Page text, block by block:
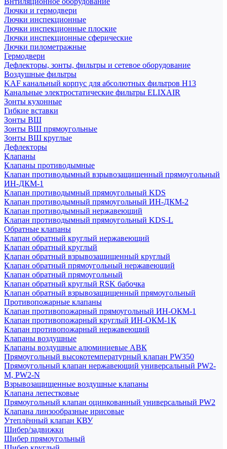
Лючки и гермодвери
Лючки инспекционные
Лючки инспекционные плоские
Лючки инспекционные сферические
Лючки пилометражные
Гермодвери
Дефлекторы, зонты, фильтры и сетевое оборудование
Воздушные фильтры
KAF канальный корпус для абсолютных фильтров H13
Канальные электростатические фильтры ELIXAIR
Зонты кухонные
Гибкие вставки
Зонты ВШ
Зонты ВШ прямоугольные
Зонты ВШ круглые
Дефлекторы
Клапаны
Клапаны противодымные
Клапан противодымный взрывозащищенный прямоугольный
ИН-ДКМ-1
Клапан противодымный прямоугольный KDS
Клапан противодымный прямоугольный ИН-ДКМ-2
Клапан противодымный нержавеющий
Клапан противодымный прямоугольный KDS-L
Обратные клапаны
Клапан обратный круглый нержавеющий
Клапан обратный круглый
Клапан обратный взрывозащищенный круглый
Клапан обратный прямоугольный нержавеющий
Клапан обратный прямоугольный
Клапан обратный круглый RSK бабочка
Клапан обратный взрывозащищенный прямоугольный
Противопожарные клапаны
Клапан противопожарный прямоугольный ИН-ОКМ-1
Клапан противопожарный круглый ИН-ОКМ-1К
Клапан противопожарный нержавеющий
Клапаны воздушные
Клапаны воздушные алюминиевые АВК
Прямоугольный высокотемпературный клапан PW350
Прямоугольный клапан нержавеющий универсальный PW2-
M, PW2-N
Взрывозащищенные воздушные клапаны
Клапана лепестковые
Прямоугольный клапан оцинкованный универсальный PW2
Клапана линзообразные ирисовые
Утеплённый клапан КВУ
Шибер/задвижки
Шибер прямоугольный